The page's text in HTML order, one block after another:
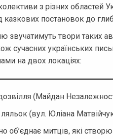
з різних областей
постановок до
звучатимуть твори таких
сучасних українських
на двох локаціях:
(Майдан
(вул. Юліана
об’єднає митців, які